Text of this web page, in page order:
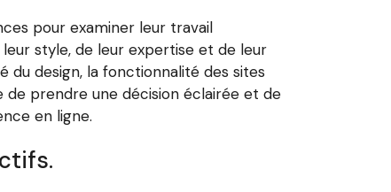
pour examiner leur travail
style, de leur expertise et de leur
du design, la fonctionnalité des sites
de prendre une décision éclairée et de
en ligne.